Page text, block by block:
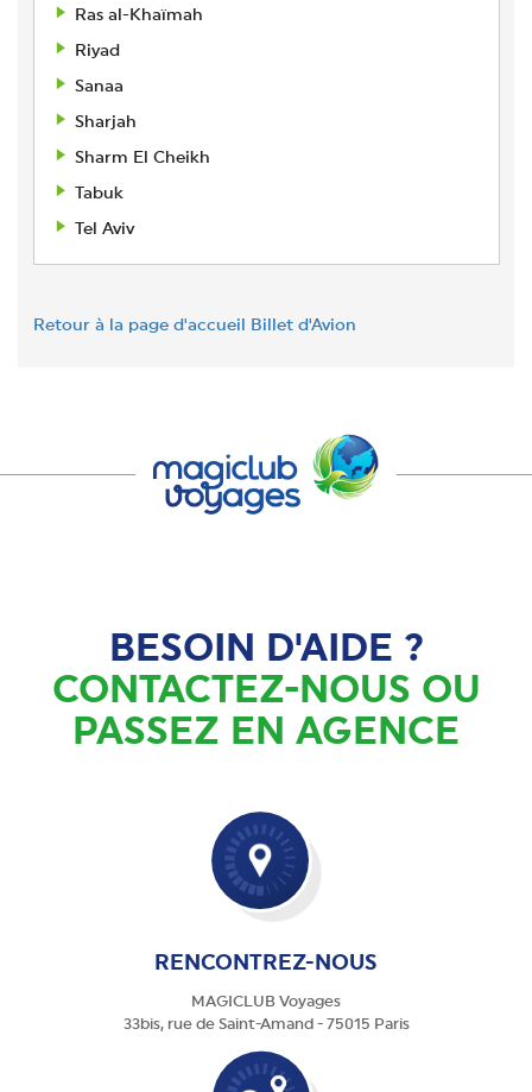
Ras al-Khaïmah
Riyad
Sanaa
Sharjah
Sharm El Cheikh
Tabuk
Tel Aviv
Retour à la page d'accueil Billet d'Avion
BESOIN D'AIDE ?
CONTACTEZ-NOUS OU
PASSEZ EN AGENCE
RENCONTREZ-NOUS
MAGICLUB Voyages
33bis, rue de Saint-Amand - 75015 Paris